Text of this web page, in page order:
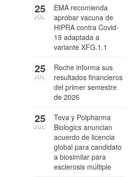
EMA recomienda
aprobar vacuna de
HIPRA contra Covid-
19 adaptada a
variante XFG.1.1
25
JUL
Roche informa sus
resultados financieros
del primer semestre
de 2026
25
JUL
Teva y Polpharma
Biologics anuncian
acuerdo de licencia
global para candidato
a biosimilar para
esclerosis múltiple
25
JUL